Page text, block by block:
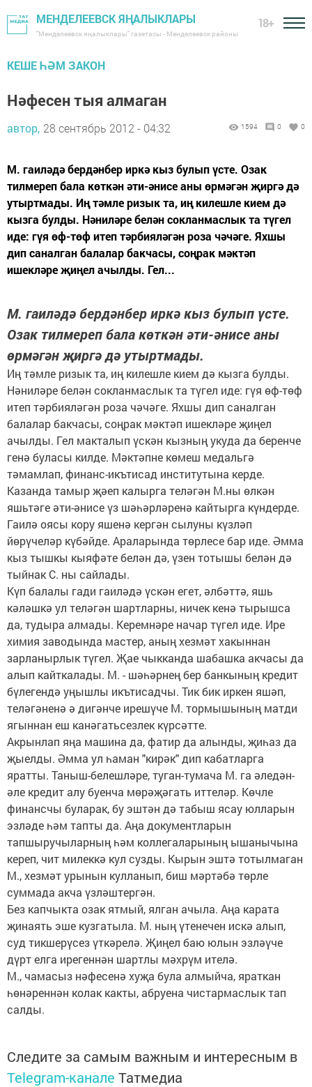
МЕНДЕЛЕЕВСК ЯҢАЛЫКЛАРЫ
"Менделеевск яңалыклары" газетасы - Менделеевск районы
18+
КЕШЕ ҺӘМ ЗАКОН
Нәфесен тыя алмаган
автор, 28 сентябрь 2012 - 04:32 1594 0 0
М. гаиләдә бердәнбер иркә кыз булып үсте. Озак
тилмереп бала көткән әти-әнисе аны өрмәгән җиргә дә
утыртмады. Иң тәмле ризык та, иң килешле кием дә
кызга булды. Нәниләре белән сокланмаслык та түгел
иде: гүя өф-төф итеп тәрбияләгән роза чәчәге. Яхшы
дип саналган балалар бакчасы, соңрак мәктәп
ишекләре җиңел ачылды. Гел...
М. гаиләдә бердәнбер иркә кыз булып үсте.
Озак тилмереп бала көткән әти-әнисе аны
өрмәгән җиргә дә утыртмады.
Иң тәмле ризык та, иң килешле кием дә кызга булды.
Нәниләре белән сокланмаслык та түгел иде: гүя өф-төф
итеп тәрбияләгән роза чәчәге. Яхшы дип саналган
балалар бакчасы, соңрак мәктәп ишекләре җиңел
ачылды. Гел макталып үскән кызның укуда да беренче
генә буласы килде. Мәктәпне көмеш медальгә
тәмамлап, финанс-икътисад институтына керде.
Казанда тамыр җәеп калырга теләгән М.ны өлкән
яшьтәге әти-әнисе үз шәһәрләренә кайтырга күндерде.
Гаилә оясы кору яшенә кергән сылуны күзләп
йөрүчеләр күбәйде. Араларында төрлесе бар иде. Әмма
кыз тышкы кыяфәте белән дә, үзен тотышы белән дә
тыйнак С. ны сайлады.
Күп балалы гади гаиләдә үскән егет, әлбәттә, яшь
кәләшкә ул теләгән шартларны, ничек кенә тырышса
да, тудыра алмады. Керемнәре начар түгел иде. Ире
химия заводында мастер, аның хезмәт хакыннан
зарланырлык түгел. Җае чыкканда шабашка акчасы да
алып кайткалады. М. - шәһәрнең бер банкының кредит
бүлегендә уңышлы икътисадчы. Тик бик иркен яшәп,
теләгәненә ә дигәнче ирешүче М. тормышының матди
ягыннан еш канәгатьсезлек күрсәтте.
Акрынлап яңа машина да, фатир да алынды, җиһаз да
җыелды. Әмма ул һаман "кирәк" дип кабатларга
яратты. Таныш-белешләре, туган-тумача М. га әледән-
әле кредит алу буенча мөрәҗәгать иттеләр. Көчле
финансчы буларак, бу эштән дә табыш ясау юлларын
эзләде һәм тапты да. Аңа документларын
тапшыручыларның һәм коллегаларының ышанычына
кереп, чит милеккә кул сузды. Кырын эштә тотылмаган
М., хезмәт урынын кулланып, биш мәртәбә төрле
суммада акча үзләштергән.
Без капчыкта озак ятмый, ялган ачыла. Аңа карата
җинаять эше кузгатыла. М. ның үтенечен искә алып,
суд тикшерүсез үткәрелә. Җиңел баю юлын эзләүче
дүрт елга ирегеннән шартлы мәхрүм ителә.
М., чамасыз нәфесенә хуҗа була алмыйча, яраткан
һөнәреннән колак какты, абруена чистармаслык тап
салды.
Следите за самым важным и интересным в
Telegram-канале Татмедиа